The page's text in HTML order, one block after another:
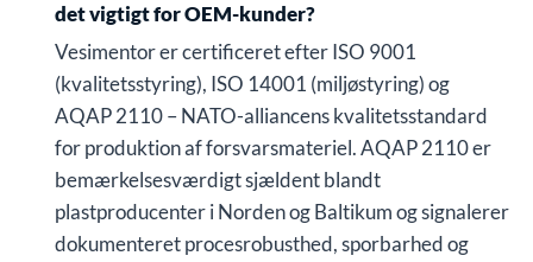
det vigtigt for OEM-kunder?
Vesimentor er certificeret efter ISO 9001
(kvalitetsstyring), ISO 14001 (miljøstyring) og
AQAP 2110 – NATO-alliancens kvalitetsstandard
for produktion af forsvarsmateriel. AQAP 2110 er
bemærkelsesværdigt sjældent blandt
plastproducenter i Norden og Baltikum og signalerer
dokumenteret procesrobusthed, sporbarhed og